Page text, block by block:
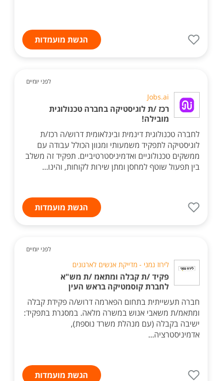
הגשת מועמדות
לפני יומיים
Jobs.ai
רכז /ת לוגיסטיקה בחברה טכנולוגית
מובילה!
לחברה טכנולוגית דינמית ובינלאומית דרוש/ה רכז/ת
לוגיסטיקה לתפקיד משמעותי ומגוון הכולל עבודה עם
ממשקים טכנולוגיים ואדמיניסטרטיביים. תפקיד זה משלב
בין תפעול שוטף למחסן ומתן שירות לקוחות, והינו...
הגשת מועמדות
לפני יומיים
לירוז נמני - מדייקת אנשים לארגונים
פקיד /ת קבלה ומתאמ /ת מש"א
לחברת קוסמטיקה בראש העין
חברה תעשייתית בתחום הפארמה דרוש/ה פקידת קבלה
ומתאמ/ת משאבי אנוש במשרה מלאה. במסגרת בתפקיד:
ישיבה בקבלה (עם מנהלת משרד נוספת),
אדמיניסטרציה...
הגשת מועמדות